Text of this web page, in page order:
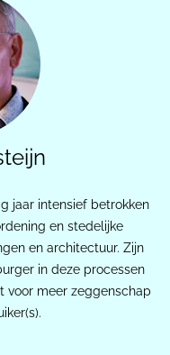
jaar intensief betrokken
en stedelijke
en architectuur. Zijn
in deze processen
voor meer zeggenschap